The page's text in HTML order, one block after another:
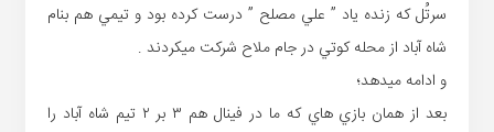
سرتُل كه زنده ياد ” علي مصلح ” درست كرده بود و تيمي هم بنام
شاه آباد از محله كوتي در جام ملاح شركت ميكردند .
و ادامه ميدهد؛
بعد از همان بازي هاي كه ما در فينال هم ٣ بر ٢ تيم شاه آباد را